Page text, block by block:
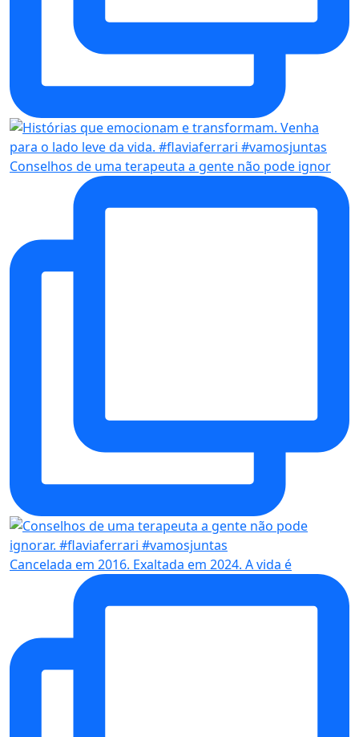
Conselhos de uma terapeuta a gente não pode ignor
Cancelada em 2016. Exaltada em 2024. A vida é